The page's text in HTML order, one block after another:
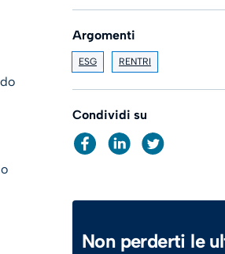
Argomenti
ESG RENTRI
Condividi su
Non perderti le